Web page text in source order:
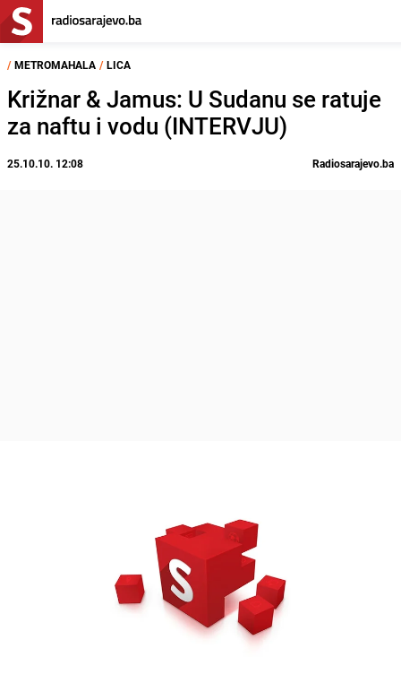
/ METROMAHALA / LICA
Križnar & Jamus: U Sudanu se ratuje
za naftu i vodu (INTERVJU)
25.10.10. 12:08 Radiosarajevo.ba